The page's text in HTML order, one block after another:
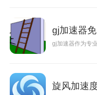
gj加速器
gj加速器作为专
旋风加速